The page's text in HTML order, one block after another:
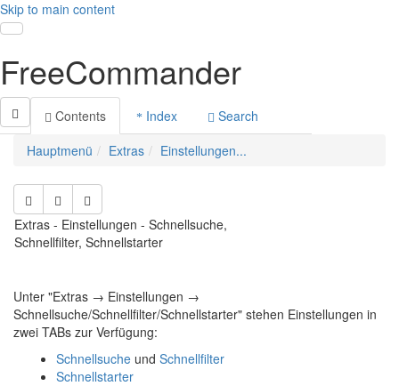
Skip to main content
Toggle navigation
FreeCommander
Contents Index
Search
Hauptmenü
Extras Einstellungen...
Extras - Einstellungen - Schnellsuche,
Schnellfilter, Schnellstarter
Unter "Extras → Einstellungen →
Schnellsuche/Schnellfilter/Schnellstarter" stehen Einstellungen in
zwei TABs zur Verfügung:
Schnellsuche und Schnellfilter
Schnellstarter